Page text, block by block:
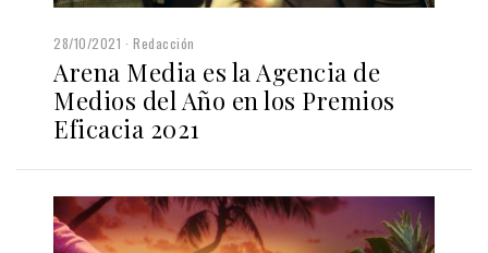
28/10/2021 Redacción
Arena Media es la Agencia de
Medios del Año en los Premios
Eficacia 2021